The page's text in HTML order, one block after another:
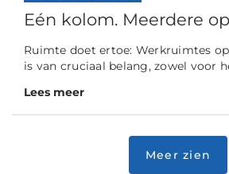
Eén kolom. Meerdere
Ruimte doet ertoe: Werkruimtes
is van cruciaal belang, zowel voor
Lees meer